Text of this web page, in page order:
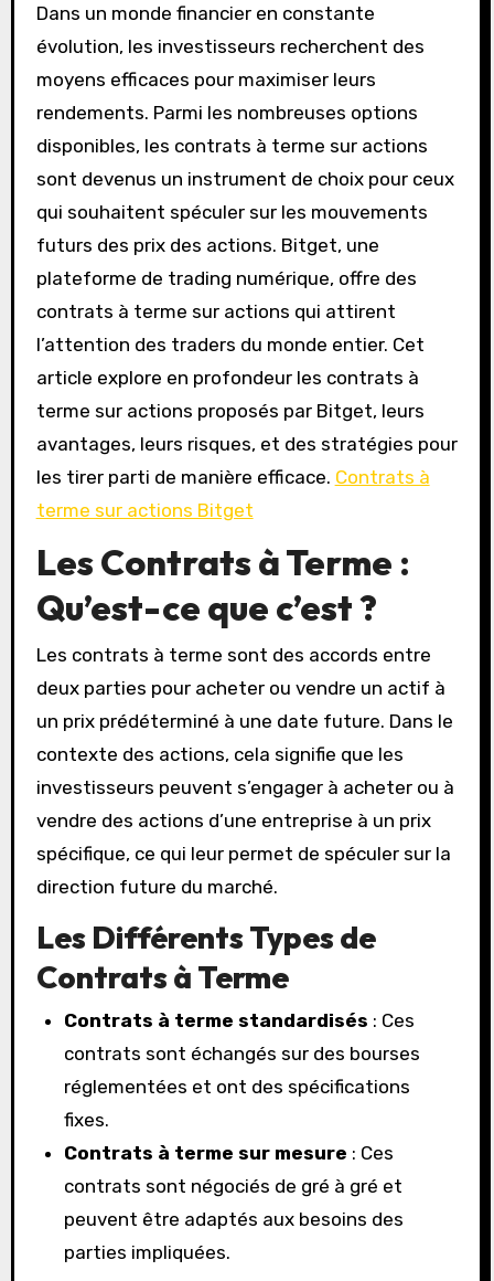
Dans un monde financier en constante
évolution, les investisseurs recherchent des
moyens efficaces pour maximiser leurs
rendements. Parmi les nombreuses options
disponibles, les contrats à terme sur actions
sont devenus un instrument de choix pour ceux
qui souhaitent spéculer sur les mouvements
futurs des prix des actions. Bitget, une
plateforme de trading numérique, offre des
contrats à terme sur actions qui attirent
l’attention des traders du monde entier. Cet
article explore en profondeur les contrats à
terme sur actions proposés par Bitget, leurs
avantages, leurs risques, et des stratégies pour
les tirer parti de manière efficace. Contrats à
terme sur actions Bitget
Les Contrats à Terme :
Qu’est-ce que c’est ?
Les contrats à terme sont des accords entre
deux parties pour acheter ou vendre un actif à
un prix prédéterminé à une date future. Dans le
contexte des actions, cela signifie que les
investisseurs peuvent s’engager à acheter ou à
vendre des actions d’une entreprise à un prix
spécifique, ce qui leur permet de spéculer sur la
direction future du marché.
Les Différents Types de
Contrats à Terme
Contrats à terme standardisés : Ces
contrats sont échangés sur des bourses
réglementées et ont des spécifications
fixes.
Contrats à terme sur mesure : Ces
contrats sont négociés de gré à gré et
peuvent être adaptés aux besoins des
parties impliquées.